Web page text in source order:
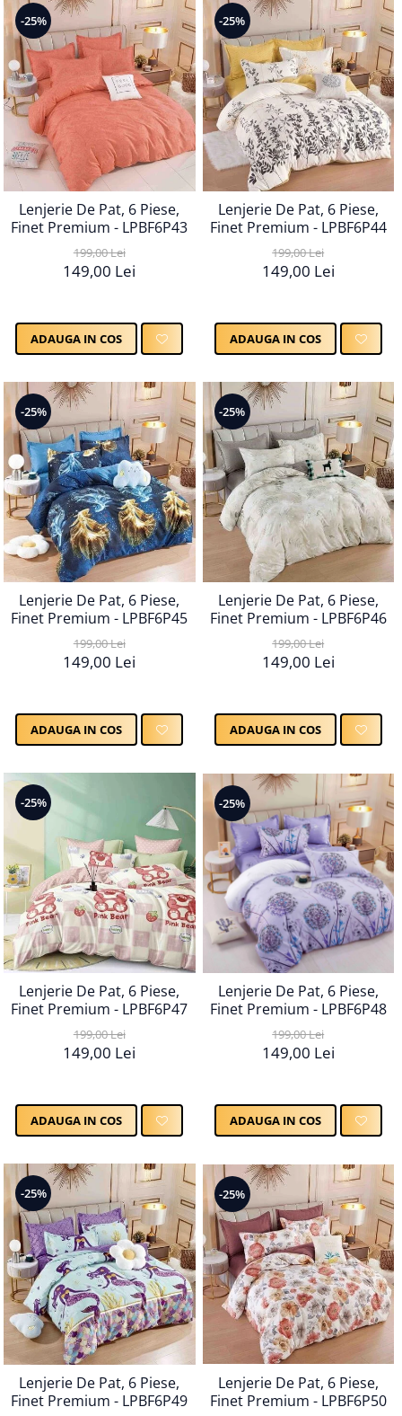
-25%
Lenjerie De Pat, 6 Piese,
Finet Premium - LPBF6P43
199,00 Lei
149,00 Lei
ADAUGA IN COS
-25%
Lenjerie De Pat, 6 Piese,
Finet Premium - LPBF6P44
199,00 Lei
149,00 Lei
ADAUGA IN COS
-25%
Lenjerie De Pat, 6 Piese,
Finet Premium - LPBF6P45
199,00 Lei
149,00 Lei
ADAUGA IN COS
-25%
Lenjerie De Pat, 6 Piese,
Finet Premium - LPBF6P46
199,00 Lei
149,00 Lei
ADAUGA IN COS
-25%
Lenjerie De Pat, 6 Piese,
Finet Premium - LPBF6P47
199,00 Lei
149,00 Lei
ADAUGA IN COS
-25%
Lenjerie De Pat, 6 Piese,
Finet Premium - LPBF6P48
199,00 Lei
149,00 Lei
ADAUGA IN COS
-25%
Lenjerie De Pat, 6 Piese,
Finet Premium - LPBF6P49
-25%
Lenjerie De Pat, 6 Piese,
Finet Premium - LPBF6P50